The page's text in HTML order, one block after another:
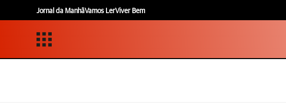
Jornal da ManhãVamos LerViver Bem